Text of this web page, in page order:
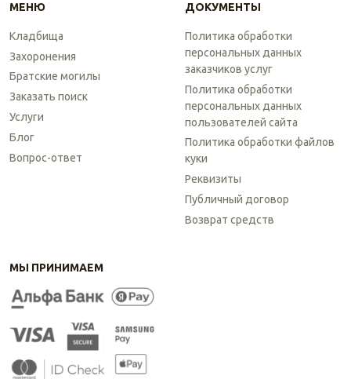
МЕНЮ
Кладбища
Захоронения
Братские могилы
Заказать поиск
Услуги
Блог
Вопрос-ответ
ДОКУМЕНТЫ
Политика обработки
персональных данных
заказчиков услуг
Политика обработки
персональных данных
пользователей сайта
Политика обработки файлов
куки
Реквизиты
Публичный договор
Возврат средств
МЫ ПРИНИМАЕМ